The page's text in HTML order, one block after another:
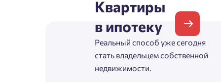
Квартиры
в ипотеку
Реальный способ уже сегодня
стать владельцем собственной
недвижимости.
Фамилия
Имя
Имя